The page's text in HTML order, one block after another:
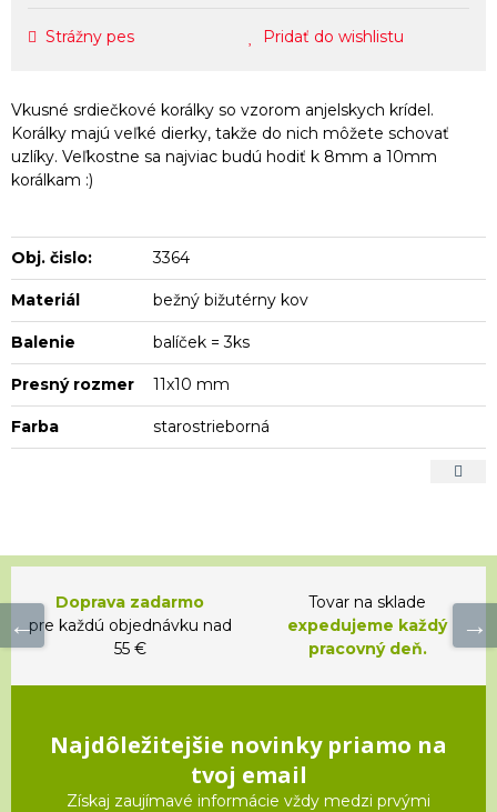
Strážny pes Pridať do wishlistu
Vkusné srdiečkové korálky so vzorom anjelskych krídel.
Korálky majú veľké dierky, takže do nich môžete schovať
uzlíky. Veľkostne sa najviac budú hodiť k 8mm a 10mm
korálkam :)
Obj. čislo: 3364
Materiál bežný bižutérny kov
Balenie balíček = 3ks
Presný rozmer 11x10 mm
Farba starostrieborná
Doprava zadarmo
pre každú objednávku nad
55 €
Tovar na sklade
expedujeme každý
pracovný deň.
Najdôležitejšie novinky priamo na
tvoj email
Získaj zaujímavé informácie vždy medzi prvými